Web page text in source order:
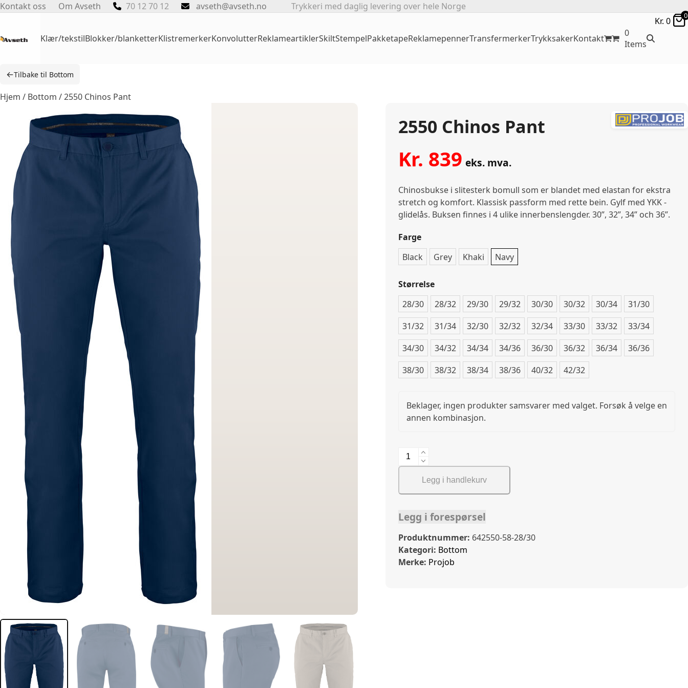
Skip
Kontakt oss Om Avseth 70 12 70 12 avseth@avseth.no Trykkeri med daglig levering over hele Norge
Klær/tekstilBlokker/blanketterKlistremerkerKonvolutterReklameartiklerSkiltStempelPakketapeReklamepennerTransfermerkerTrykksakerKontakt
0
Items
Kr. 0 0
←Tilbake til Bottom
Hjem / Bottom / 2550 Chinos Pant
2550 Chinos Pant
Kr. 839 eks. mva.
Chinosbukse i slitesterk bomull som er blandet med elastan for ekstra
stretch og komfort. Klassisk passform med rette bein. Gylf med YKK -
glidelås. Buksen finnes i 4 ulike innerbenslengder. 30”, 32”, 34” och 36”.
Farge
Black
Grey Khaki Navy
Størrelse
28/30
28/32 29/30 29/32 30/30 30/32 30/34
31/30
31/32
31/34 32/30 32/32 32/34 33/30 33/32
33/34
34/30
34/32 34/34 34/36 36/30 36/32 36/34
36/36
38/30
38/32 38/34 38/36 40/32 42/32
Beklager, ingen produkter samsvarer med valget. Forsøk å velge en
annen kombinasjon.
2550
Chinos
antall
Legg i handlekurv
Legg i forespørsel
Produktnummer: 642550-58-28/30
Kategori: Bottom
Merke: Projob